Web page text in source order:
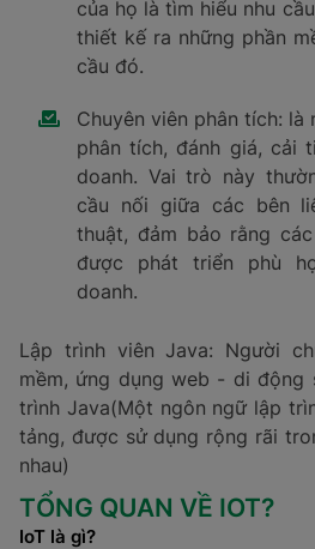
của họ là tìm hiểu nhu
thiết kế ra những phần
cầu đó.
Chuyên viên phân tích: là
phân tích, đánh giá, cải
doanh. Vai trò này
cầu nối giữa các bên
thuật, đảm bảo rằng
được phát triển phù
doanh.
Lập trình viên Java: Người
mềm, ứng dụng web - di động
trình Java(Một ngôn ngữ lập
tảng, được sử dụng rộng rãi
nhau)
TỔNG QUAN VỀ IOT?
IoT là gì?